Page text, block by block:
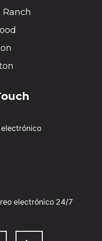
electrónico
electrónico 24/7